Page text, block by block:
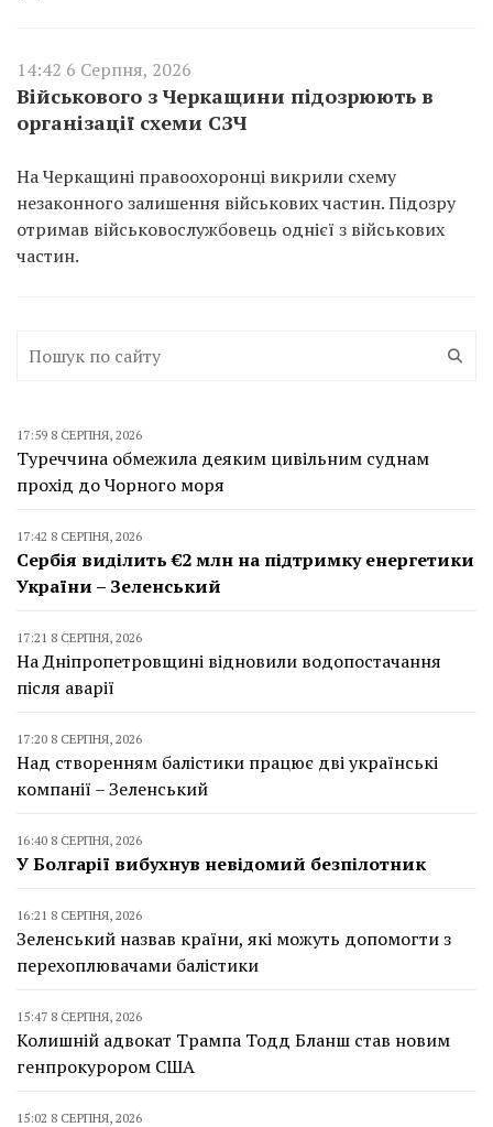
14:42 6 Серпня, 2026
Військового з Черкащини підозрюють в
організації схеми СЗЧ
На Черкащині правоохоронці викрили схему
незаконного залишення військових частин. Підозру
отримав військовослужбовець однієї з військових
частин.
17:59 8 СЕРПНЯ, 2026
Туреччина обмежила деяким цивільним суднам
прохід до Чорного моря
17:42 8 СЕРПНЯ, 2026
Сербія виділить €2 млн на підтримку енергетики
України – Зеленський
17:21 8 СЕРПНЯ, 2026
На Дніпропетровщині відновили водопостачання
після аварії
17:20 8 СЕРПНЯ, 2026
Над створенням балістики працює дві українські
компанії – Зеленський
16:40 8 СЕРПНЯ, 2026
У Болгарії вибухнув невідомий безпілотник
16:21 8 СЕРПНЯ, 2026
Зеленський назвав країни, які можуть допомогти з
перехоплювачами балістики
15:47 8 СЕРПНЯ, 2026
Колишній адвокат Трампа Тодд Бланш став новим
генпрокурором США
15:02 8 СЕРПНЯ, 2026